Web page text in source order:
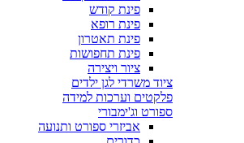
פינת קודש
פינת רופא
פינת תאטרון
פינת תחפושות
ציור ויצירה
ציוד משרדי לגן ילדים
פלקטים וערכות למידה
ספורט וג'ימבורי
אביזרי ספורט ותנועה